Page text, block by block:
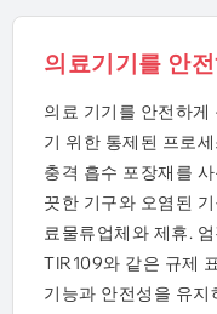
의료기기를 안
의료 기기를 안전하
기 위한 통제된 프로
충격 흡수 포장재를
끗한 기구와 오염된
료물류업체와 제휴.
TIR109와 같은 규제
기능과 안전성을 유